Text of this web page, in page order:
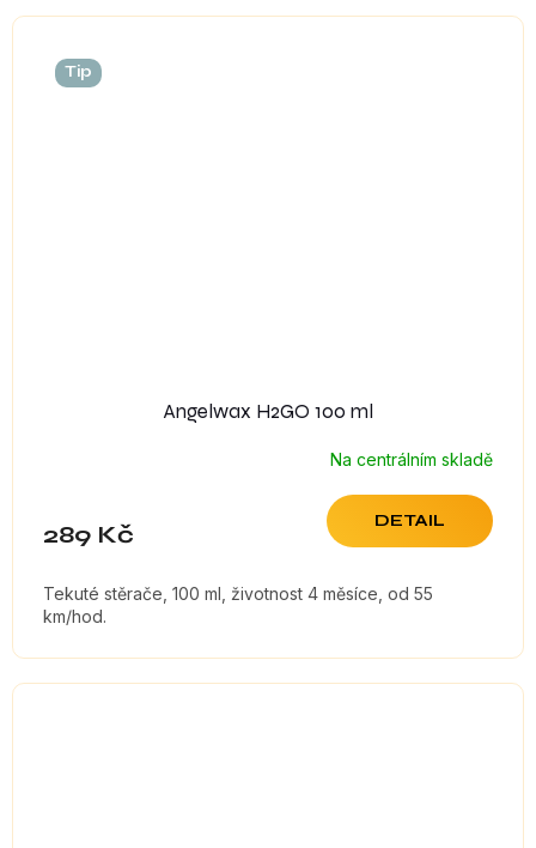
Tip
Angelwax H2GO 100 ml
Na centrálním skladě
289 Kč DETAIL
Tekuté stěrače, 100 ml, životnost 4 měsíce, od 55
km/hod.